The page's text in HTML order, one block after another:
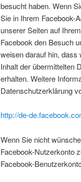
besucht haben. Wenn
Sie in Ihrem Facebook-
unserer Seiten auf
Facebook den Besuch
weisen darauf hin, dass
Inhalt der übermittelten
erhalten. Weitere
Datenschutzerklärung
http://de-
Wenn Sie nicht
Facebook-Nutzerkonto
Facebook-